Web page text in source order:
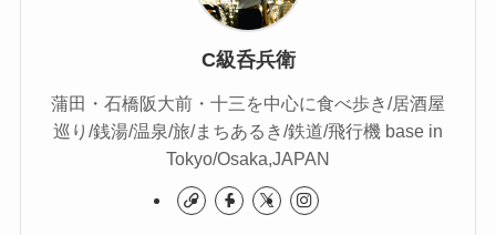
C級呑兵衛
蒲田・石橋阪大前・十三を中心に食べ歩き/居酒屋
巡り/銭湯/温泉/旅/まちあるき/鉄道/飛行機 base in
Tokyo/Osaka,JAPAN